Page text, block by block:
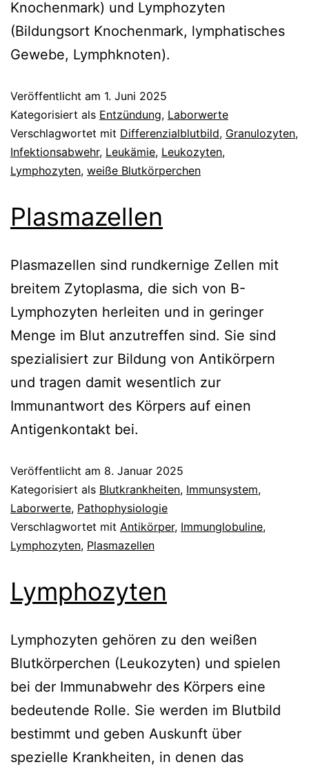
Knochenmark) und Lymphozyten
(Bildungsort Knochenmark, lymphatisches
Gewebe, Lymphknoten).
Veröffentlicht am 1. Juni 2025
Kategorisiert als Entzündung, Laborwerte
Verschlagwortet mit Differenzialblutbild, Granulozyten,
Infektionsabwehr, Leukämie, Leukozyten,
Lymphozyten, weiße Blutkörperchen
Plasmazellen
Plasmazellen sind rundkernige Zellen mit
breitem Zytoplasma, die sich von B-
Lymphozyten herleiten und in geringer
Menge im Blut anzutreffen sind. Sie sind
spezialisiert zur Bildung von Antikörpern
und tragen damit wesentlich zur
Immunantwort des Körpers auf einen
Antigenkontakt bei.
Veröffentlicht am 8. Januar 2025
Kategorisiert als Blutkrankheiten, Immunsystem,
Laborwerte, Pathophysiologie
Verschlagwortet mit Antikörper, Immunglobuline,
Lymphozyten, Plasmazellen
Lymphozyten
Lymphozyten gehören zu den weißen
Blutkörperchen (Leukozyten) und spielen
bei der Immunabwehr des Körpers eine
bedeutende Rolle. Sie werden im Blutbild
bestimmt und geben Auskunft über
spezielle Krankheiten, in denen das